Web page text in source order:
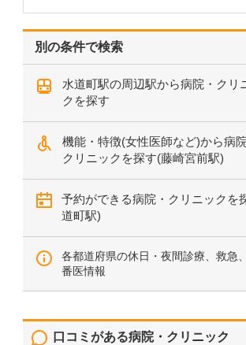
別の条件で検索
水道町駅の周辺駅から病院・クリ
クを探す
機能・特徴(女性医師など)から病院
クリニックを探す(藤崎宮前駅)
予約ができる病院・クリニックを
道町駅)
各都道府県の休日・夜間診療、救急
番医情報
口コミがある病院・クリニック